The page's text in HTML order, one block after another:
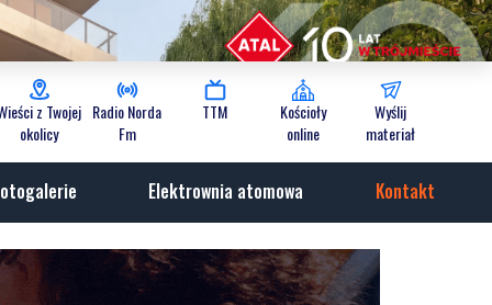
z Twojej
okolicy
Radio Norda
Fm
TTM
Kościoły
online
Wyślij
materiał
Elektrownia atomowa Kontakt